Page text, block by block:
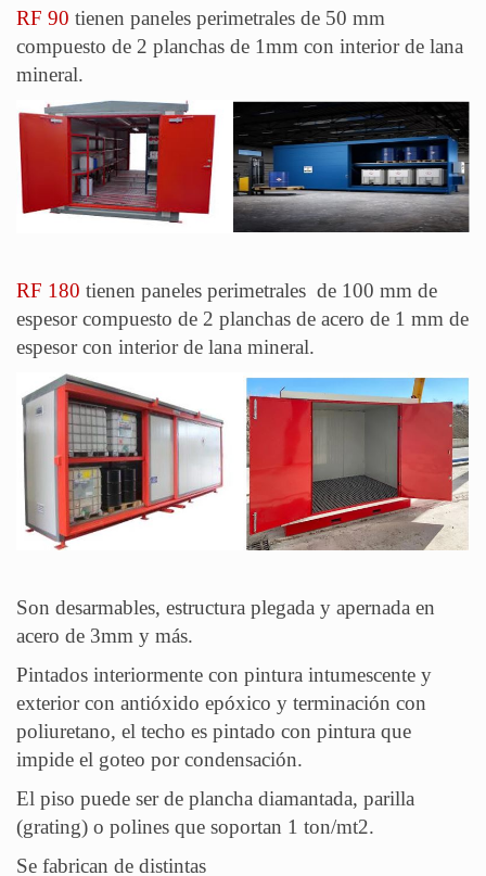
RF 90 tienen paneles perimetrales de 50 mm
compuesto de 2 planchas de 1mm con interior de lana
mineral.
RF 180 tienen paneles perimetrales de 100 mm de
espesor compuesto de 2 planchas de acero de 1 mm de
espesor con interior de lana mineral.
Son desarmables, estructura plegada y apernada en
acero de 3mm y más.
Pintados interiormente con pintura intumescente y
exterior con antióxido epóxico y terminación con
poliuretano, el techo es pintado con pintura que
impide el goteo por condensación.
El piso puede ser de plancha diamantada, parilla
(grating) o polines que soportan 1 ton/mt2.
Se fabrican de distintas